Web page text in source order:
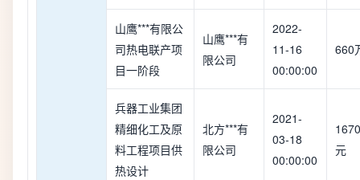
山鹰***有限公
司热电联产项
目一阶段
山鹰***有
限公司
2022-
11-16
00:00:00
660
兵器工业集团
精细化工及原
料工程项目供
热设计
北方***有
限公司
2021-
03-18
00:00:00
元